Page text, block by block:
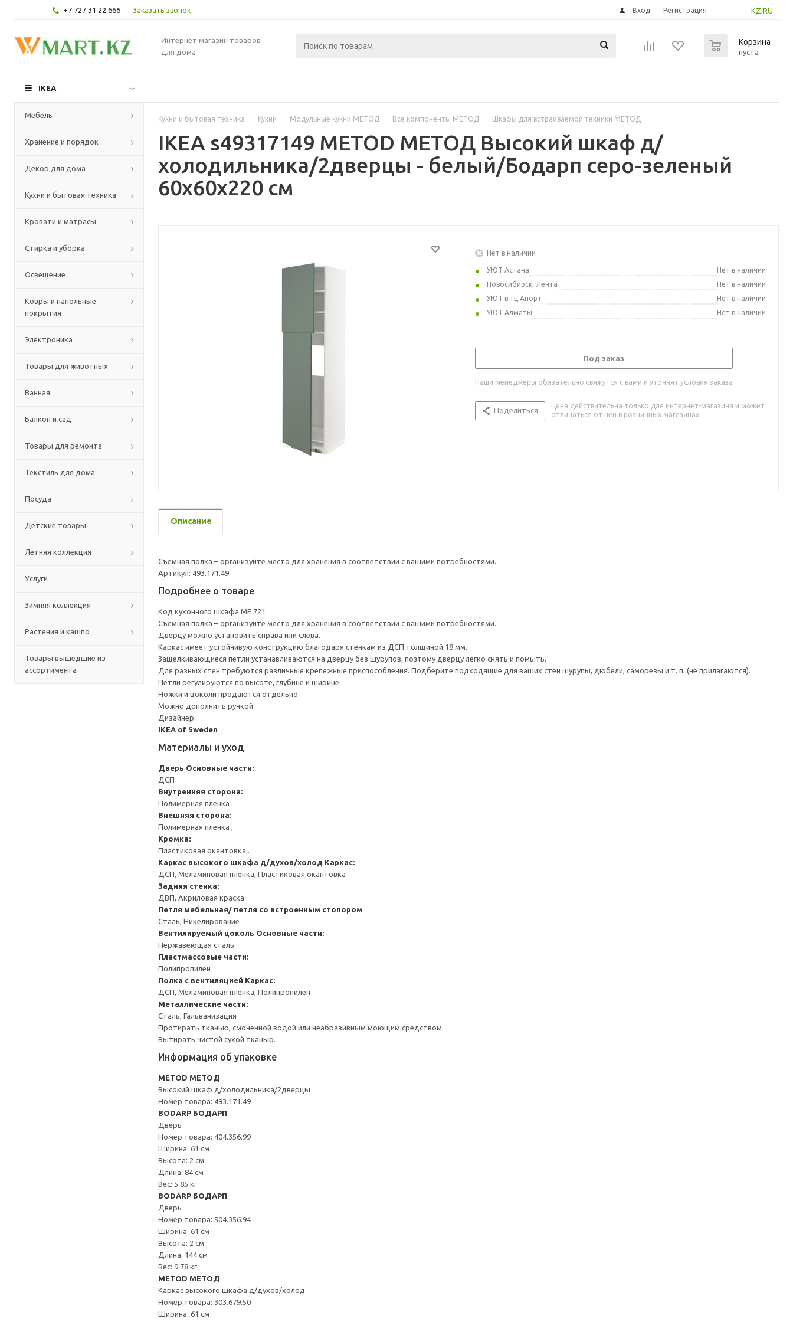
+7 727 31 22 666 Заказать звонок KZ RU
Вход Регистрация
Интернет магазин товаров
для дома
Корзина
пуста
IKEA
Мебель
Хранение и порядок
Декор для дома
Кухни и бытовая техника
Кровати и матрасы
Стирка и уборка
Освещение
Ковры и напольные
покрытия
Электроника
Товары для животных
Ванная
Балкон и сад
Товары для ремонта
Текстиль для дома
Посуда
Детские товары
Летняя коллекция
Услуги
Зимняя коллекция
Растения и кашпо
Товары вышедшие из
ассортимента
Кухни и бытовая техника - Кухни - Модульные кухни МЕТОД - Все компоненты МЕТОД - Шкафы для встраиваемой техники МЕТОД
IKEA s49317149 METOD МЕТОД Высокий шкаф д/
холодильника/2дверцы - белый/Бодарп серо-зеленый
60x60x220 см
Нет в наличии
УЮТ Астана
Нет в наличии
Новосибирск, Лента
Нет в наличии
УЮТ в тц Апорт
Нет в наличии
УЮТ Алматы
Нет в наличии
Под заказ
Наши менеджеры обязательно свяжутся с вами и уточнят условия заказа
Поделиться
Цена действительна только для интернет-магазина и может
отличаться от цен в розничных магазинах
Описание
Съемная полка – организуйте место для хранения в соответствии с вашими потребностями.
Артикул: 493.171.49
Подробнее о товаре
Код кухонного шкафа ME 721
Съемная полка – организуйте место для хранения в соответствии с вашими потребностями.
Дверцу можно установить справа или слева.
Каркас имеет устойчивую конструкцию благодаря стенкам из ДСП толщиной 18 мм.
Защелкивающиеся петли устанавливаются на дверцу без шурупов, поэтому дверцу легко снять и помыть.
Для разных стен требуются различные крепежные приспособления. Подберите подходящие для ваших стен шурупы, дюбели, саморезы и т. п. (не прилагаются).
Петли регулируются по высоте, глубине и ширине.
Ножки и цоколи продаются отдельно.
Можно дополнить ручкой.
Дизайнер:
IKEA of Sweden
Материалы и уход
Дверь Основные части:
ДСП
Внутренняя сторона:
Полимерная пленка
Внешняя сторона:
Полимерная пленка ,
Кромка:
Пластиковая окантовка .
Каркас высокого шкафа д/духов/холод Каркас:
ДСП, Меламиновая пленка, Пластиковая окантовка
Задняя стенка:
ДВП, Акриловая краска
Петля мебельная/ петля со встроенным стопором
Сталь, Никелирование
Вентилируемый цоколь Основные части:
Нержавеющая сталь
Пластмассовые части:
Полипропилен
Полка с вентиляцией Каркас:
ДСП, Меламиновая пленка, Полипропилен
Металлические части:
Сталь, Гальванизация
Протирать тканью, смоченной водой или неабразивным моющим средством.
Вытирать чистой сухой тканью.
Информация об упаковке
METOD МЕТОД
Высокий шкаф д/холодильника/2дверцы
Номер товара: 493.171.49
BODARP БОДАРП
Дверь
Номер товара: 404.356.99
Ширина: 61 см
Высота: 2 см
Длина: 84 см
Вес: 5.85 кг
BODARP БОДАРП
Дверь
Номер товара: 504.356.94
Ширина: 61 см
Высота: 2 см
Длина: 144 см
Вес: 9.78 кг
METOD МЕТОД
Каркас высокого шкафа д/духов/холод
Номер товара: 303.679.50
Ширина: 61 см